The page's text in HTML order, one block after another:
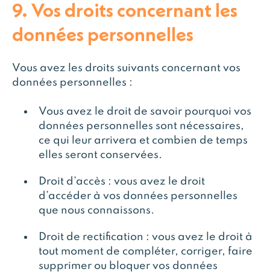
9. Vos droits concernant les
données personnelles
Vous avez les droits suivants concernant vos
données personnelles :
Vous avez le droit de savoir pourquoi vos
données personnelles sont nécessaires,
ce qui leur arrivera et combien de temps
elles seront conservées.
Droit d’accès : vous avez le droit
d’accéder à vos données personnelles
que nous connaissons.
Droit de rectification : vous avez le droit à
tout moment de compléter, corriger, faire
supprimer ou bloquer vos données